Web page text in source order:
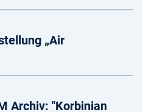
„Air
Archiv: "Korbinian